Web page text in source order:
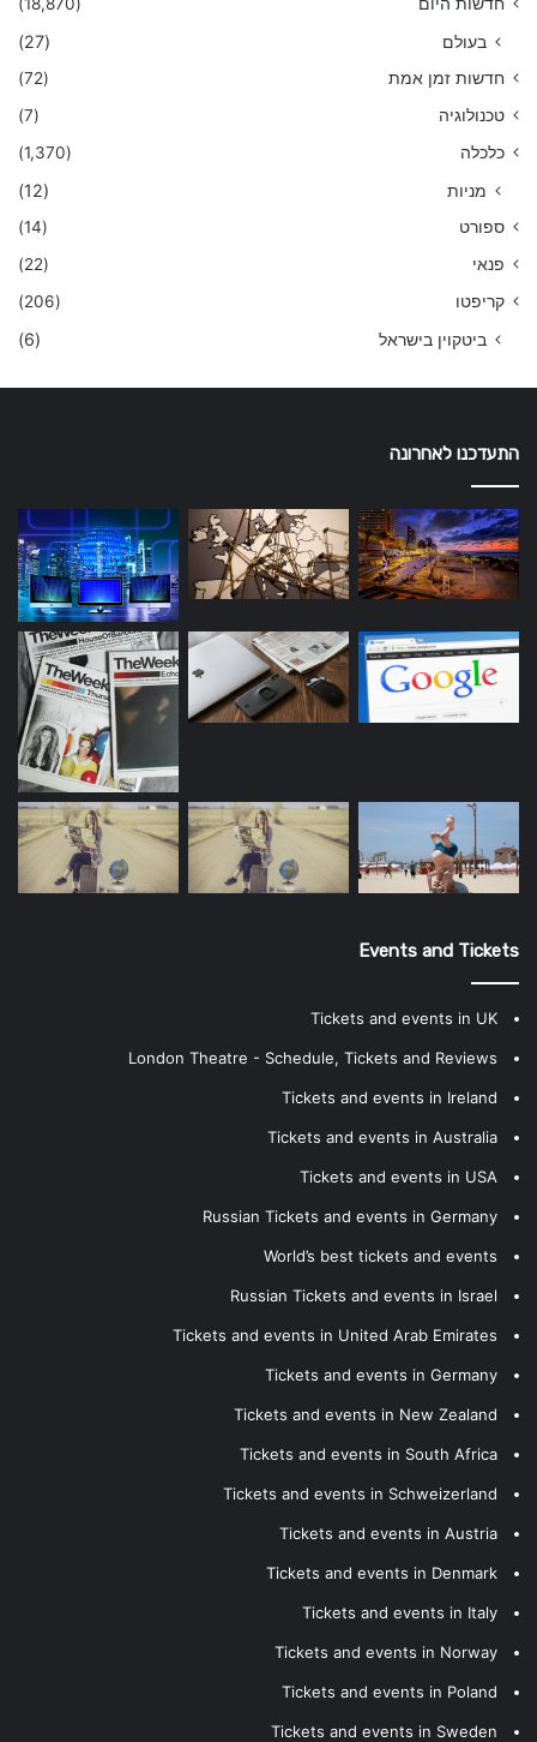
בעולם (27)
חדשות זמן אמת
(72)
טכנולוגיה
(7)
כלכלה
(1,370)
מניות (12)
ספורט
(14)
פנאי
(22)
קריפטו
(206)
ביטקוין בישראל (6)
התעדכנו לאחרונה
Events and Tickets
Tickets and events in UK
London Theatre - Schedule, Tickets and Reviews
Tickets and events in Ireland
Tickets and events in Australia
Tickets and events in USA
Russian Tickets and events in Germany
World’s best tickets and events
Russian Tickets and events in Israel
Tickets and events in United Arab Emirates
Tickets and events in Germany
Tickets and events in New Zealand
Tickets and events in South Africa
Tickets and events in Schweizerland
Tickets and events in Austria
Tickets and events in Denmark
Tickets and events in Italy
Tickets and events in Norway
Tickets and events in Poland
Tickets and events in Sweden